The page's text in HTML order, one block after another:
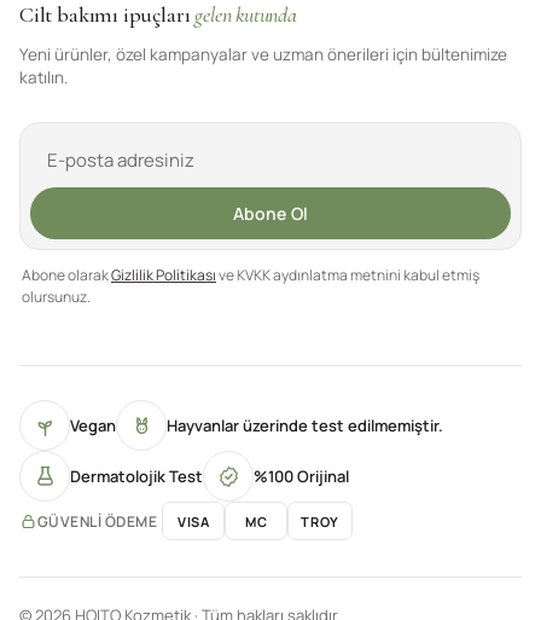
Cilt bakımı ipuçları gelen kutunda
Yeni ürünler, özel kampanyalar ve uzman önerileri için bültenimize
katılın.
Abone Ol
Abone olarakGizlilik Politikasıve KVKK aydınlatma metnini kabul etmiş
olursunuz.
Vegan Hayvanlar üzerinde test edilmemiştir.
Dermatolojik Test %100 Orijinal
GÜVENLI ÖDEME VISA MC TROY
© 2026 HOITO Kozmetik · Tüm hakları saklıdır.